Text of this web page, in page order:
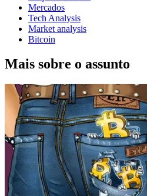
Mercados
Tech Analysis
Market analysis
Bitcoin
Mais sobre o assunto